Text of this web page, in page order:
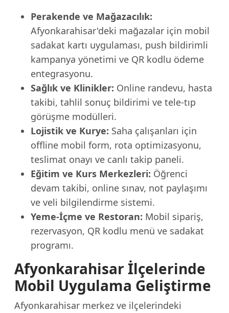
Perakende ve Mağazacılık:
Afyonkarahisar'deki mağazalar için mobil
sadakat kartı uygulaması, push bildirimli
kampanya yönetimi ve QR kodlu ödeme
entegrasyonu.
Sağlık ve Klinikler: Online randevu, hasta
takibi, tahlil sonuç bildirimi ve tele-tıp
görüşme modülleri.
Lojistik ve Kurye: Saha çalışanları için
offline mobil form, rota optimizasyonu,
teslimat onayı ve canlı takip paneli.
Eğitim ve Kurs Merkezleri: Öğrenci
devam takibi, online sınav, not paylaşımı
ve veli bilgilendirme sistemi.
Yeme-İçme ve Restoran: Mobil sipariş,
rezervasyon, QR kodlu menü ve sadakat
programı.
Afyonkarahisar İlçelerinde
Mobil Uygulama Geliştirme
Afyonkarahisar merkez ve ilçelerindeki